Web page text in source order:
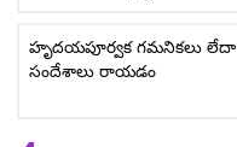
హృదయపూర్వక గమనికలు లేదా
సందేశాలు రాయడం